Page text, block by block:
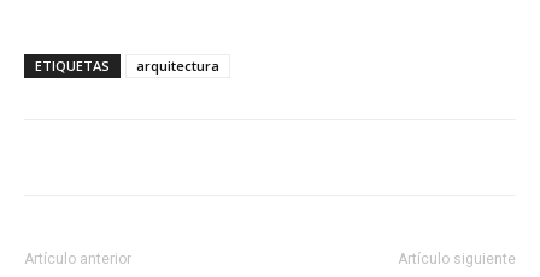
ETIQUETAS arquitectura
Artículo anterior Artículo siguiente